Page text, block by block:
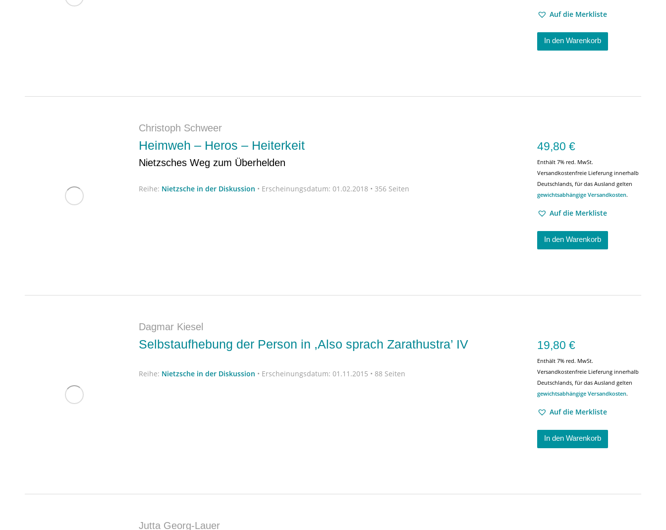
Auf die Merkliste
In den Warenkorb
Christoph Schweer
Heimweh – Heros – Heiterkeit
Nietzsches Weg zum Überhelden
Reihe: Nietzsche in der Diskussion • Erscheinungsdatum: 01.02.2018 • 356 Seiten
49,80 €
Enthält 7% red. MwSt.
Versandkostenfreie Lieferung innerhalb
Deutschlands, für das Ausland gelten
gewichtsabhängige Versandkosten.
Auf die Merkliste
In den Warenkorb
Dagmar Kiesel
Selbstaufhebung der Person in ,Also sprach Zarathustra’ IV
Reihe: Nietzsche in der Diskussion • Erscheinungsdatum: 01.11.2015 • 88 Seiten
19,80 €
Enthält 7% red. MwSt.
Versandkostenfreie Lieferung innerhalb
Deutschlands, für das Ausland gelten
gewichtsabhängige Versandkosten.
Auf die Merkliste
In den Warenkorb
Jutta Georg-Lauer